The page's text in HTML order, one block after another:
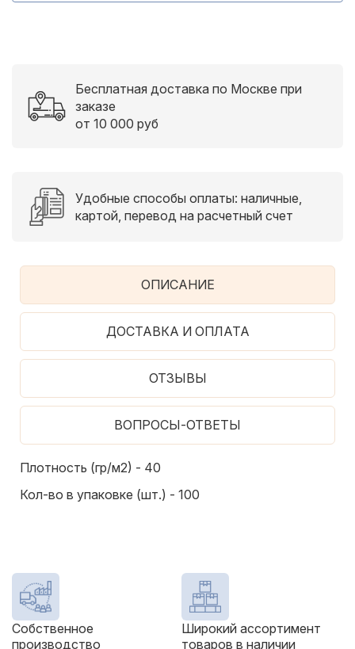
Бесплатная доставка по Москве при
заказе
от 10 000 руб
Удобные способы оплаты: наличные,
картой, перевод на расчетный счет
ОПИСАНИЕ
ДОСТАВКА И ОПЛАТА
ОТЗЫВЫ
ВОПРОСЫ-ОТВЕТЫ
Плотность (гр/м2) - 40
Кол-во в упаковке (шт.) - 100
Собственное
производство
Широкий ассортимент
товаров в наличии